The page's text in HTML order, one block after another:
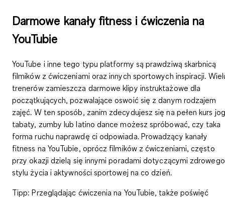
Darmowe kanały fitness i ćwiczenia na
YouTubie
YouTube i inne tego typu platformy są prawdziwą skarbnicą
filmików z ćwiczeniami oraz innych sportowych inspiracji.
trenerów zamieszcza darmoweklipy instruktażowe dla
początkujących, pozwalające oswoić się z danym rodzajem
zajęć. W ten sposób, zanim zdecydujesz się na pełen kurs
tabaty, zumby lub latino dance możesz spróbować, czy taka
forma ruchu naprawdę ci odpowiada. Prowadzący kanały
fitness na YouTubie, oprócz filmików z ćwiczeniami, często
przy okazji dzielą się innymi poradami dotyczącymi zdrowego
stylu życia i aktywności sportowej na co dzień.
Tipp: Przeglądając ćwiczenia na YouTubie, także poświęć